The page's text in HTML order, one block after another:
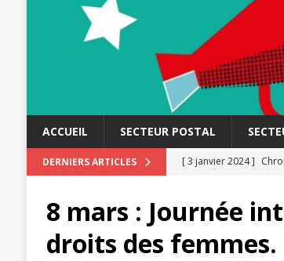
ACCUEIL SECTEUR POSTAL
DERNIERS ARTICLES [ 3 janvier 2024 ]
[ 20 novembre 2023 ]
[ 15 novembre 2023 ]
8 mars : Journée
droits des femmes.